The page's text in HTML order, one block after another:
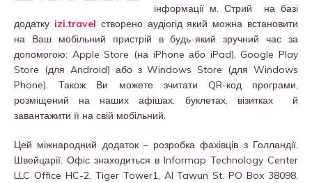
інформації м. Стрий на базі
додатку izi.travel створено аудіогід який можна встановити
на Ваш мобільний пристрій в будь-який зручний час за
допомогою: Apple Store (на iPhone або iPad), Google Play
Store (для Android) або з Windows Store (для Windows
Phone). Також Ви можете зчитати QR-код програми,
розміщений на наших афішах, буклетах, візитках й
завантажити її на свій мобільний.
Цей міжнародний додаток – розробка фахівців з Голландії,
Швейцарії. Офіс знаходиться в Informap Technology Center
LLC Office HC-2, Tiger Tower1, Al Tawun St. PO Box 38098,